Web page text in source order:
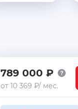
789 000 ₽
от 10 369 ₽/ мес.